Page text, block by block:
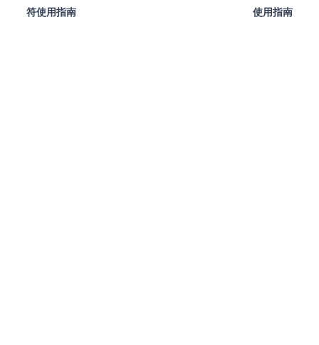
符使用指南
使用指南